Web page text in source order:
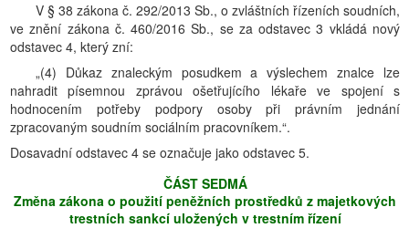
V § 38 zákona č. 292/2013 Sb., o zvláštních řízeních soudních,
ve znění zákona č. 460/2016 Sb., se za odstavec 3 vkládá nový
odstavec 4, který zní:
„(4) Důkaz znaleckým posudkem a výslechem znalce lze
nahradit písemnou zprávou ošetřujícího lékaře ve spojení s
hodnocením potřeby podpory osoby při právním jednání
zpracovaným soudním sociálním pracovníkem.“.
Dosavadní odstavec 4 se označuje jako odstavec 5.
ČÁST SEDMÁ
Změna zákona o použití peněžních prostředků z majetkových
trestních sankcí uložených v trestním řízení